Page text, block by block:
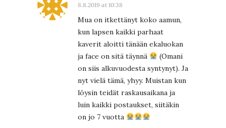
8.8.2019 at 10:38
Mua on itkettänyt koko aamun,
kun lapsen kaikki parhaat
kaverit aloitti tänään ekaluokan
ja face on sitä täynnä
(Omani
on siis alkuvuodesta syntynyt). Ja
nyt vielä tämä, yhyy. Muistan kun
löysin teidät raskausaikana ja
luin kaikki postaukset, siitäkin
on jo 7 vuotta